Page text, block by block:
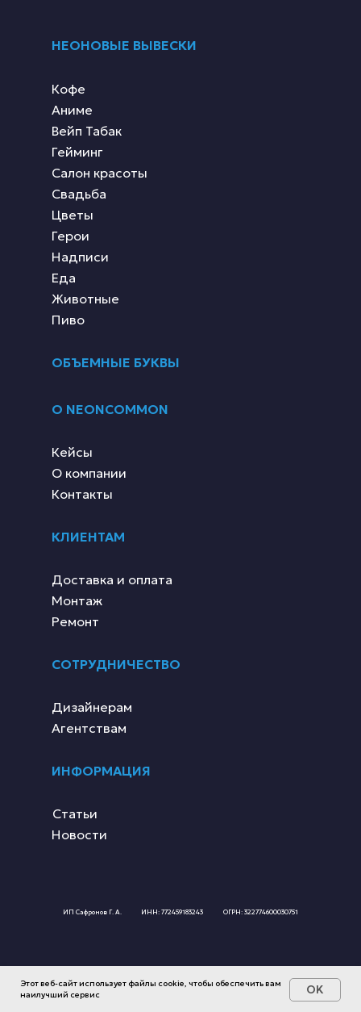
Этот веб-сайт использует файлы cookie, чтобы обеспечить вам
наилучший сервис
OK
НЕОНОВЫЕ ВЫВЕСКИ
О NEONCOMMON
КЛИЕНТАМ
ОБЪЕМНЫЕ БУКВЫ
СОТРУДНИЧЕСТВО
ИНФОРМАЦИЯ
Кофе
Аниме
Вейп Табак
Гейминг
Контакты
О компании
Кейсы
Доставка и оплата
Монтаж
Ремонт
Агентствам
Статьи
Новости
Дизайнерам
Салон красоты
Свадьба
Цветы
Герои
Надписи
Еда
Животные
Пиво
ИП Сафронов Г. А. ИНН: 772459183243 ОГРН: 322774600030751